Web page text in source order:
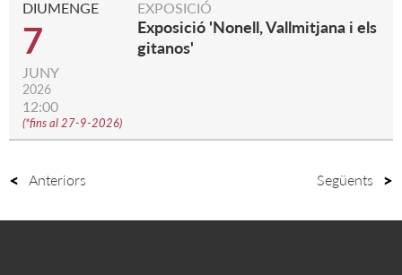
DIUMENGE
7
JUNY
2026
12:00
(*fins al 27-9-2026)
EXPOSICIÓ
Exposició 'Nonell, Vallmitjana i els
gitanos'
Anteriors Següents